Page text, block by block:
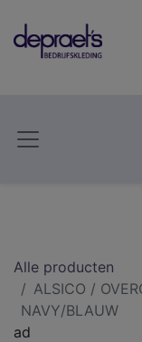
Alle producten
ALSICO /
NAVY/BLAUW
ad